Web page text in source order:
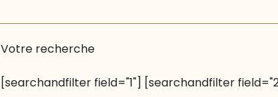
Votre recherche
[searchandfilter field="1"] [searchandfilter